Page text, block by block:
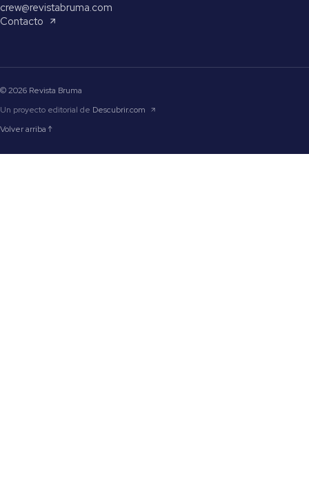
crew@revistabruma.com
Contacto
© 2026 Revista Bruma
Un proyecto editorial de Descubrir.com
Volver arriba ↑